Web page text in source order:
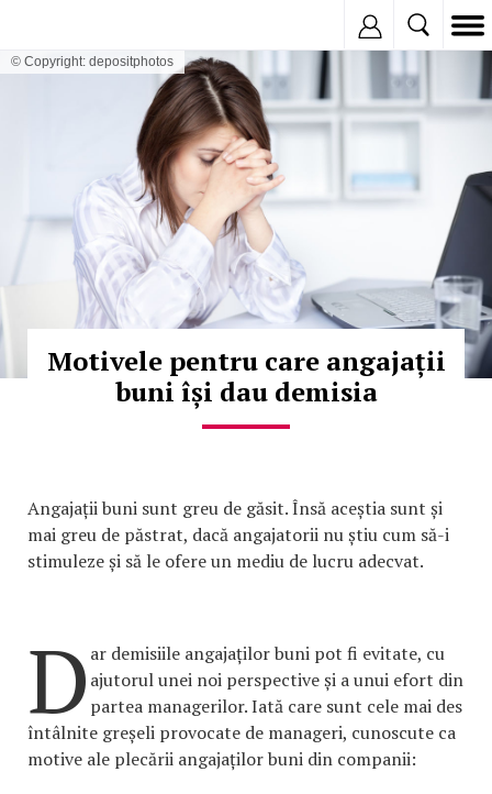
© Copyright: depositphotos
Motivele pentru care angajații
buni își dau demisia
Angajații buni sunt greu de găsit. Însă aceștia sunt și
mai greu de păstrat, dacă angajatorii nu știu cum să-i
stimuleze și să le ofere un mediu de lucru adecvat.
D ar demisiile angajaților buni pot fi evitate, cu
ajutorul unei noi perspective și a unui efort din
partea managerilor. Iată care sunt cele mai des
întâlnite greșeli provocate de manageri, cunoscute ca
motive ale plecării angajaților buni din companii: